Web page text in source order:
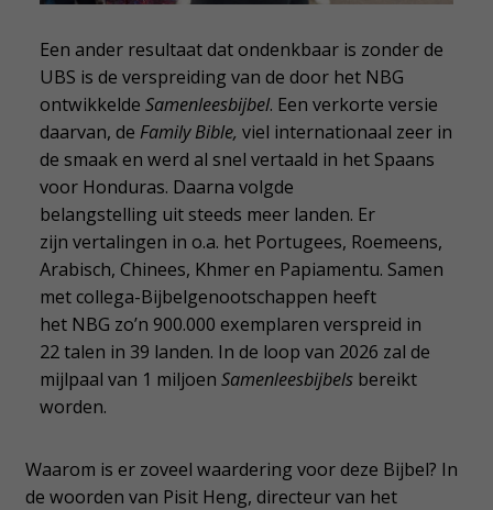
Een ander resultaat dat ondenkbaar is zonder de
UBS is de verspreiding van de door het NBG
ontwikkeldeSamenleesbijbel. Een verkorte versie
daarvan, de Family Bible, viel internationaal zeer in
de smaak en werd al snel vertaald in het Spaans
voor Honduras. Daarna volgde
belangstelling uit steeds meer landen. Er
zijn vertalingen in o.a. het Portugees, Roemeens,
Arabisch, Chinees, Khmer en Papiamentu. Samen
met collega-Bijbelgenootschappen heeft
het NBG zo’n 900.000 exemplaren verspreid in
22 talen in 39 landen. In de loop van 2026 zal de
mijlpaal van 1 miljoenSamenleesbijbels bereikt
worden.
Waarom is er zoveel waardering voor deze Bijbel? In
de woorden van Pisit Heng, directeur van het